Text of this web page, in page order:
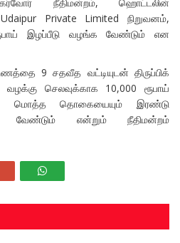
Private Limited நிறுவனம்,
இழப்பீடு வழங்க வேண்டும் என
9 சதவீத வட்டியுடன் திருப்பிக்
செலவுக்காக 10,000 ரூபாய்
மொத்த தொகையையும் இரண்டு
வேண்டும் என்றும் நீதிமன்றம்